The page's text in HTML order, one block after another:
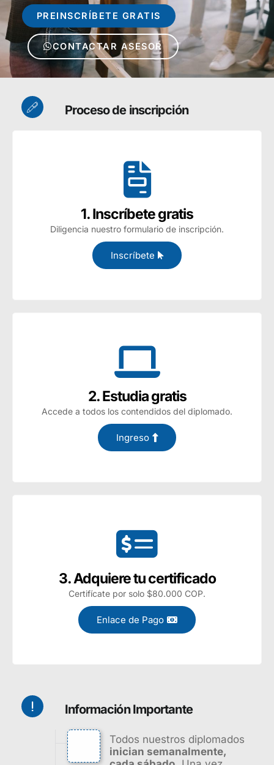
PREINSCRÍBETE GRATIS
CONTACTAR ASESOR
Proceso de inscripción
1. Inscríbete gratis
Diligencia nuestro formulario de inscripción.
Inscríbete
2. Estudia gratis
Accede a todos los contendidos del diplomado.
Ingreso
3. Adquiere tu certificado
Certifícate por solo $80.000 COP.
Enlace de Pago
Información Importante
Todos nuestros diplomados
inician semanalmente,